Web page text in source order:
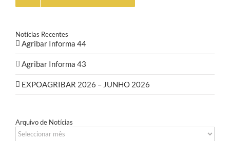
Notícias Recentes
Agribar Informa 44
Agribar Informa 43
EXPOAGRIBAR 2026 – JUNHO 2026
Arquivo de Notícias